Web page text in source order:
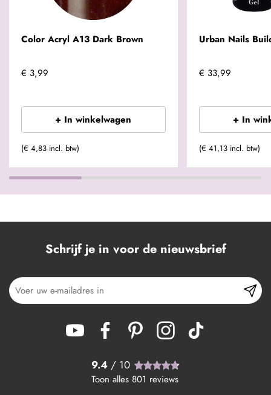
Color Acryl A13 Dark Brown
€ 3,99
+ In winkelwagen
(€ 4,83 incl. btw)
Urban Nails
€ 33,99
+ In
(€ 41,13 incl. btw)
Schrijf je in voor de nieuwsbrief
9.4 / 10
Toon alles 801 reviews